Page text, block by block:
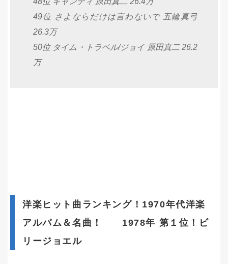
49位 さよならだけは言わないで 五輪真弓
26.3万
50位 タイム・トラベル/ジョイ 原田真二 26.2
万
洋楽ヒット曲ランキング！1970年代洋楽
アルバム＆名曲！ 1978年 第１位！ビ
リージョエル